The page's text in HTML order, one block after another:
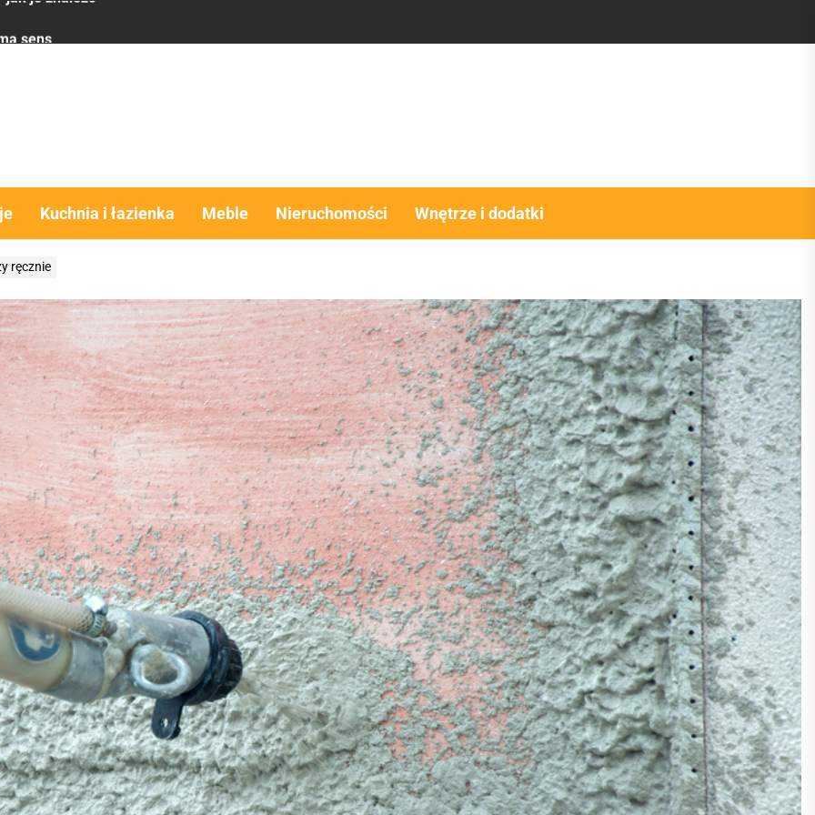
alternatywa dla domu?
jak je znaleźć
estetyka i funkcjonalność w jednym rozwiązaniu
Kuchnia i łazienka Meble Nieruchomości Wnętrze i dodatki
ręcznie